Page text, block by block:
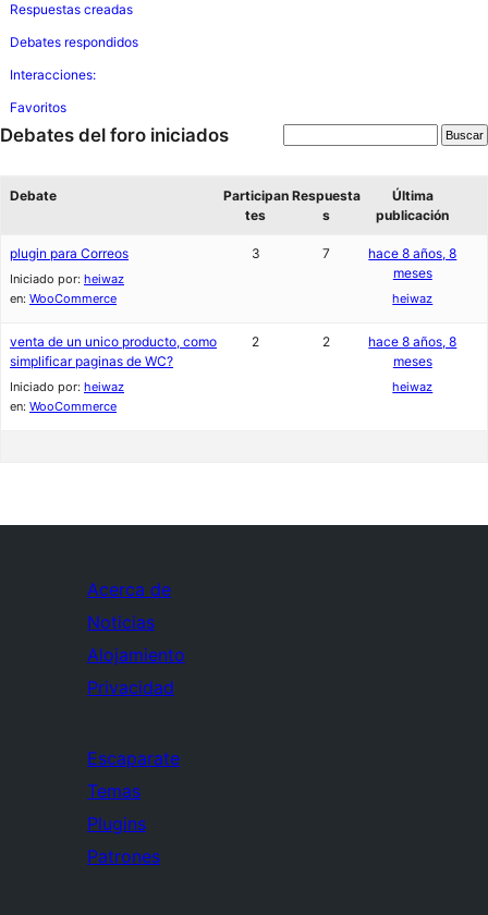
Respuestas creadas
Debates respondidos
Interacciones:
Favoritos
Debates del foro iniciados
Debate
Participan
tes
Respuesta
s
Última
publicación
plugin para Correos
Iniciado por: heiwaz
en: WooCommerce
3 7
hace 8 años, 8
meses
heiwaz
venta de un unico producto, como
simplificar paginas de WC?
Iniciado por: heiwaz
en: WooCommerce
2 2
hace 8 años, 8
meses
heiwaz
Acerca de
Noticias
Alojamiento
Privacidad
Escaparate
Temas
Plugins
Patrones